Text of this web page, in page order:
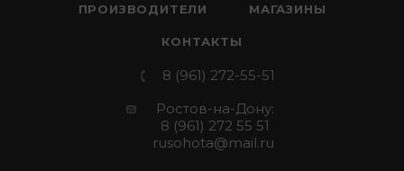
ПРОИЗВОДИТЕЛИ МАГАЗИНЫ
КОНТАКТЫ
8 (961) 272-55-51
Ростов-на-Дону:
8 (961) 272 55 51
rusohota@mail.ru